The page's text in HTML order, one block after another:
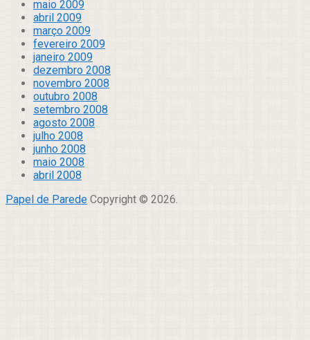
maio 2009
abril 2009
março 2009
fevereiro 2009
janeiro 2009
dezembro 2008
novembro 2008
outubro 2008
setembro 2008
agosto 2008
julho 2008
junho 2008
maio 2008
abril 2008
Papel de Parede Copyright © 2026.